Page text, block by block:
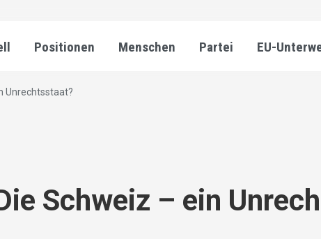
Positionen Menschen Partei EU-
Unrechtsstaat?
Schweiz – ein